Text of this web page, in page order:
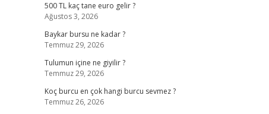
500 TL kaç tane euro gelir ?
Ağustos 3, 2026
Baykar bursu ne kadar ?
Temmuz 29, 2026
Tulumun içine ne giyilir ?
Temmuz 29, 2026
Koç burcu en çok hangi burcu sevmez ?
Temmuz 26, 2026